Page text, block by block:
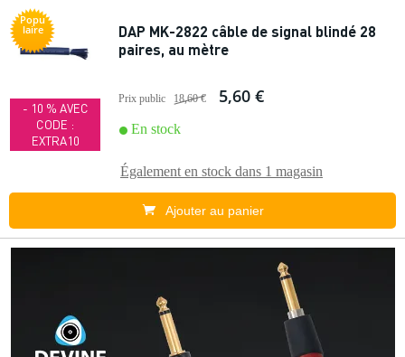
Popu
laire
- 10 % AVEC
CODE :
EXTRA10
DAP MK-2822 câble de signal blindé 28
paires, au mètre
Prix public 18,60 € 5,60 €
En stock
Également en stock dans 1 magasin
Ajouter au panier